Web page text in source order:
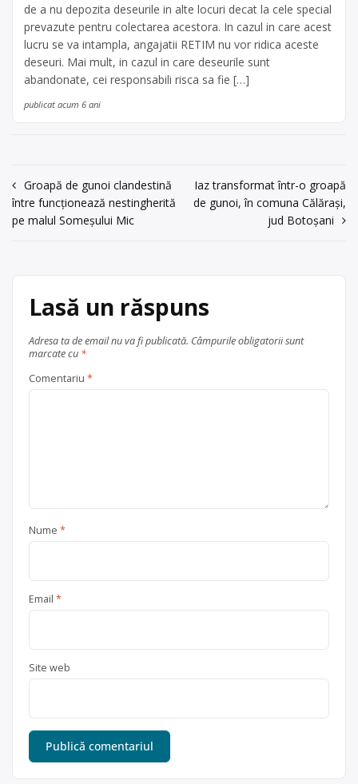
de a nu depozita deseurile in alte locuri decat la cele special
prevazute pentru colectarea acestora. In cazul in care acest
lucru se va intampla, angajatii RETIM nu vor ridica aceste
deseuri. Mai mult, in cazul in care deseurile sunt
abandonate, cei responsabili risca sa fie […]
publicat acum 6 ani
Navigare
în
Groapă de gunoi clandestină
între funcționează nestingherită
pe malul Someșului Mic
Iaz transformat într-o groapă
de gunoi, în comuna Călărași,
jud Botoșani
Lasă un răspuns
Adresa ta de email nu va fi publicată. Câmpurile obligatorii sunt
marcate cu *
Comentariu *
Nume *
Email *
Site web